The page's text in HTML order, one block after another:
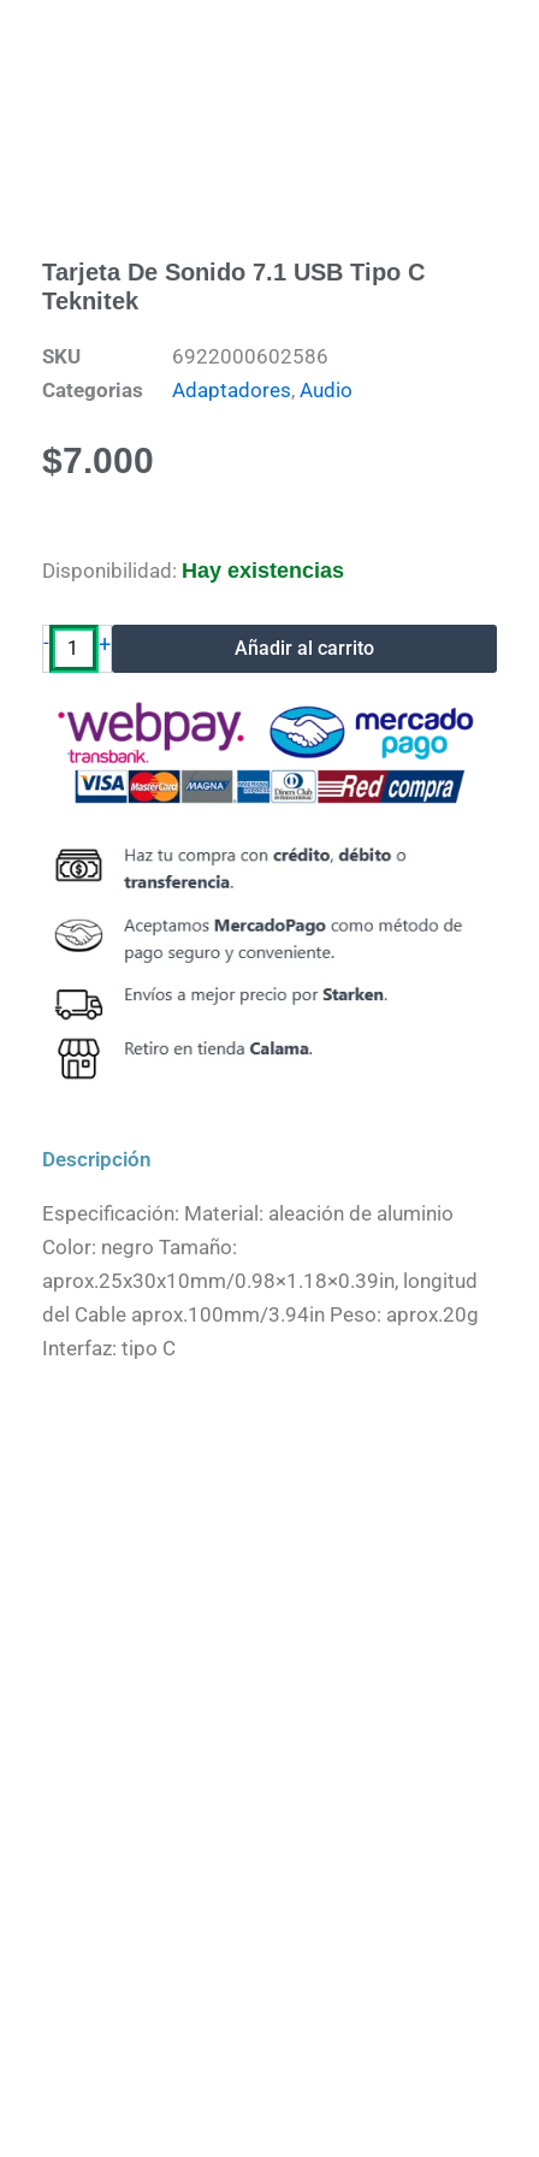
Tarjeta De Sonido 7.1 USB Tipo C
Teknitek
SKU
6922000602586
Categorias
Adaptadores, Audio
$7.000
Disponibilidad: Hay existencias
-
Tarjeta
7.1
Teknitek
cantidad
+ Añadir al carrito
Descripción
Especificación: Material: aleación de aluminio
Color: negro Tamaño:
aprox.25x30x10mm/0.98×1.18×0.39in, longitud
del Cable aprox.100mm/3.94in Peso: aprox.20g
Interfaz: tipo C